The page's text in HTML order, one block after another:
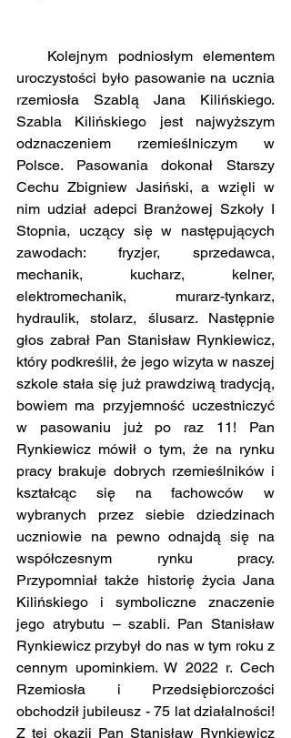
uroczystości było pasowanie na ucznia
rzemiosła Szablą Jana Kilińskiego.
Szabla Kilińskiego jest najwyższym
odznaczeniem rzemieślniczym w
Polsce. Pasowania dokonał Starszy
Cechu Zbigniew Jasiński, a wzięli w
nim udział adepci Branżowej Szkoły I
Stopnia, uczący się w następujących
zawodach: fryzjer, sprzedawca,
mechanik, kucharz, kelner,
elektromechanik, murarz-tynkarz,
hydraulik, stolarz, ślusarz. Następnie
głos zabrał Pan Stanisław Rynkiewicz,
który podkreślił, że jego wizyta w naszej
szkole stała się już prawdziwą tradycją,
bowiem ma przyjemność uczestniczyć
w pasowaniu już po raz 11! Pan
Rynkiewicz mówił o tym, że na rynku
pracy brakuje dobrych rzemieślników i
kształcąc się na fachowców w
wybranych przez siebie dziedzinach
uczniowie na pewno odnajdą się na
współczesnym rynku pracy.
Przypomniał także historię życia Jana
Kilińskiego i symboliczne znaczenie
jego atrybutu – szabli. Pan Stanisław
Rynkiewicz przybył do nas w tym roku z
cennym upominkiem. W 2022 r. Cech
Rzemiosła i Przedsiębiorczości
obchodził jubileusz - 75 lat działalności!
Z tej okazji Pan Stanisław Rynkiewicz